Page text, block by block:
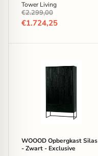
Tower Living
Oorspronkelijke
prijs
€2.299,00
Huidige
€1.724,25
Opbergkast
Exclusive
WOOOD Opbergkast Silas
- Zwart - Exclusive